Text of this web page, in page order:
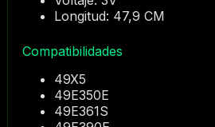
Longitud: 47,9 CM
Compatibilidades
49X5
49E350E
49E361S